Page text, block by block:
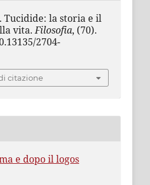
Tucidide: la storia e il
vita.Filosofia, (70).
2704-
citazione
e dopo il logos